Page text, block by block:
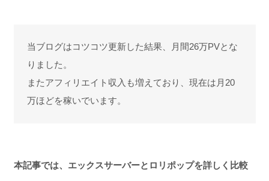
当ブログはコツコツ更新した結果、月間26万PVとな
りました。
またアフィリエイト収入も増えており、現在は月20
万ほどを稼いでいます。
本記事では、エックスサーバーとロリポップを詳しく比較